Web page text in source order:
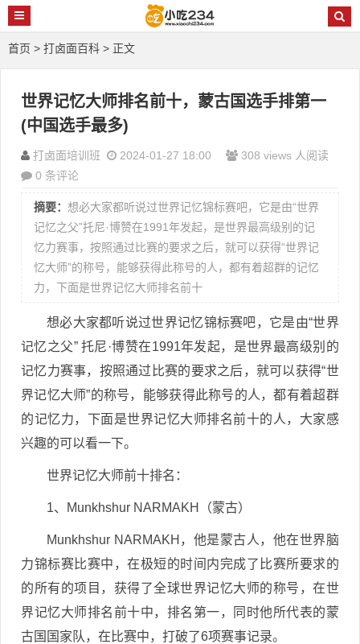
首页 > 打卤面百科 > 正文
世界记忆大师排名前十，蒙古国选手排第一
(中国选手最多)
打卤面培训班 2024-01-27 18:00
308 views 人阅读
0 条评论
摘要： 想必大家都听说过世界记忆锦标赛吧，它是由“世界
记忆之父”托尼·博赞在1991年发起，是世界最高级别的记
忆力赛事，按照通过比赛的要求之后，就可以获得“世界记
忆大师”的称号，能够获得此称号的人，都有着超群的记忆
力，下面是世界记忆大师排名前十
想必大家都听说过世界记忆锦标赛吧，它是由“世界
记忆之父” 托尼·博赞在1991年发起，是世界最高级别的
记忆力赛事，按照通过比赛的要求之后，就可以获得“世
界记忆大师”的称号，能够获得此称号的人，都有着超群
的记忆力，下面是世界记忆大师排名前十的人，大家感
兴趣的可以看一下。
世界记忆大师前十排名：
1、Munkhshur NARMAKH（蒙古）
Munkhshur NARMAKH，他是蒙古人，他在世界脑
力锦标赛比赛中，在极短的时间内完成了比赛所要求的
的所有的项目，获得了全球世界记忆大师的称号，在世
界记忆大师排名前十中，排名第一，同时他所代表的蒙
古国国家队，在比赛中，打破了6项赛事记录。